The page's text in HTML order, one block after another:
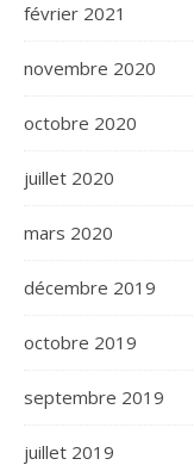
février 2021
novembre 2020
octobre 2020
juillet 2020
mars 2020
décembre 2019
octobre 2019
septembre 2019
juillet 2019